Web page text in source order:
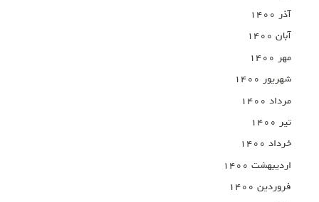
آذر ۱۴۰۰
آبان ۱۴۰۰
مهر ۱۴۰۰
شهریور ۱۴۰۰
مرداد ۱۴۰۰
تیر ۱۴۰۰
خرداد ۱۴۰۰
اردیبهشت ۱۴۰۰
فروردین ۱۴۰۰